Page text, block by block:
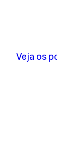
Veja os